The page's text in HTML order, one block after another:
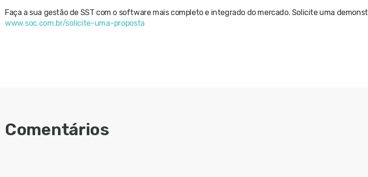
Faça a sua gestão de SST com o software mais completo e integrado do mercado. Solicite uma
www.soc.com.br/solicite-uma-proposta
Comentários